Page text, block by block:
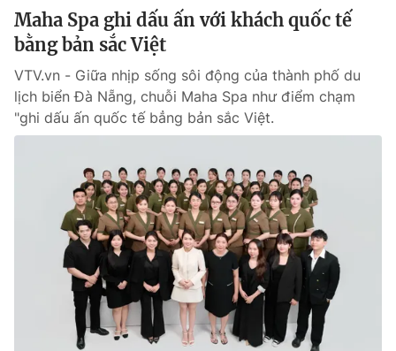
Maha Spa ghi dấu ấn với khách quốc tế
bằng bản sắc Việt
VTV.vn - Giữa nhịp sống sôi động của thành phố du
lịch biển Đà Nẵng, chuỗi Maha Spa như điểm chạm
"ghi dấu ấn quốc tế bẳng bản sắc Việt.